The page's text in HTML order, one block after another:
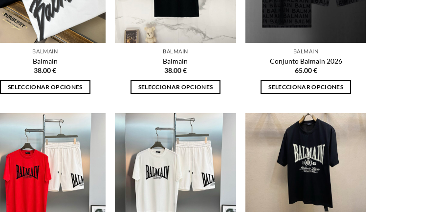
BALMAIN
Balmain
38.00€
SELECCIONAR OPCIONES
tiene
múltiples
variantes.
Las
opciones
se
pueden
elegir
BALMAIN
Balmain
38.00€
SELECCIONAR OPCIONES
tiene
múltiples
variantes.
Las
opciones
se
pueden
elegir
BALMAIN
Conjunto Balmain 2026
65.00€
SELECCIONAR OPCIONES
tiene
múltiples
variantes.
Las
opciones